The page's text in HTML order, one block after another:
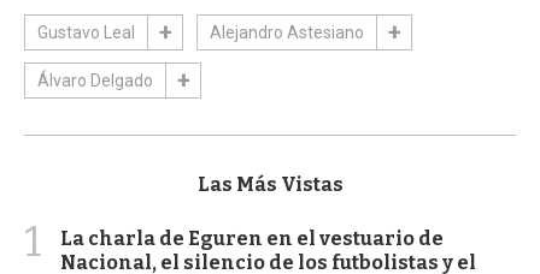
Gustavo Leal Alejandro Astesiano
Álvaro Delgado
Las Más Vistas
1
La charla de Eguren en el vestuario de
Nacional, el silencio de los futbolistas y el